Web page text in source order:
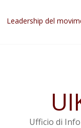
Abdullah Öcalan: Le
legge positiva
Leadership del
Commissione donne
Non tenere conto
Il KNK chiede
Ufficio di